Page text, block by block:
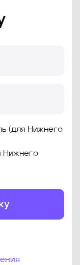
(для Нижнего
Нижнего